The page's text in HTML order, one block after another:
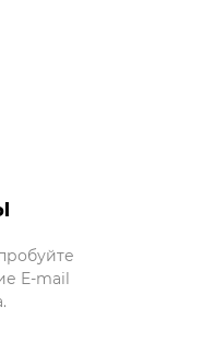
E-mail